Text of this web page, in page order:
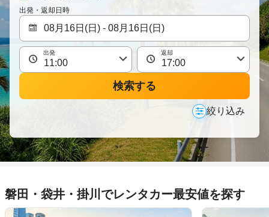
出発・返却日時
出発 返却
検索する
絞り込み
磐田・袋井・掛川でレンタカー最安値を探す